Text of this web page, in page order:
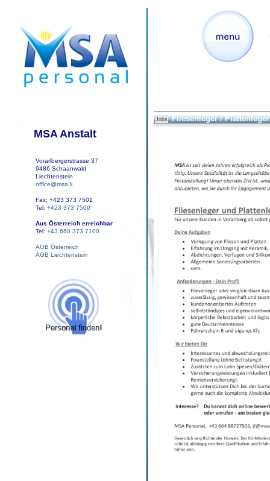
MSA Anstalt
Vorarlbergerstrasse 37
9486 Schaanwald
Liechtenstein
office@msa.li
Fax: +423 373 7501
Tel: +423 373 7500
Aus Österreich erreichbar
Tel: +43 660 373 7100
AGB Österreich
AGB Liechtenstein
Jobs Fliesenleger / Plattenleger